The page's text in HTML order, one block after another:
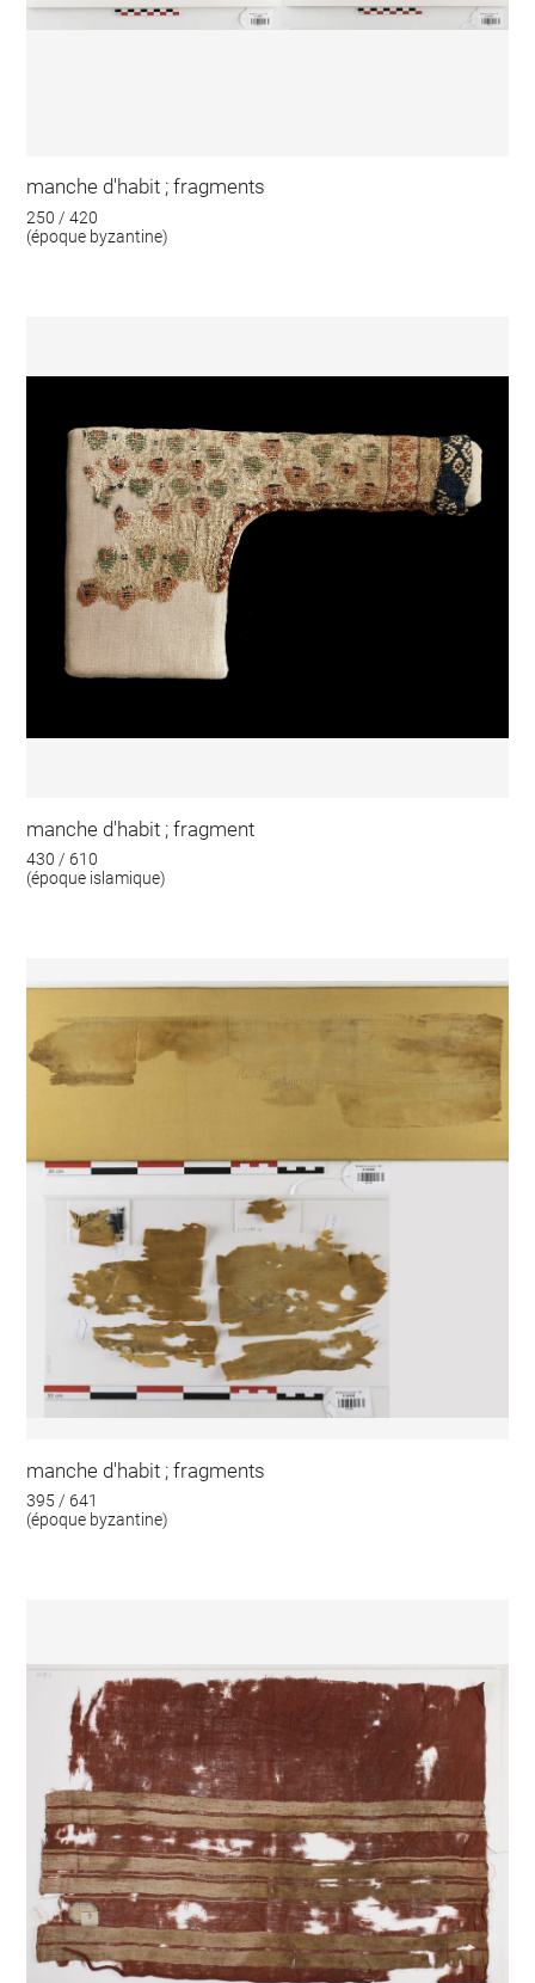
manche d'habit ; fragments
250 / 420
(époque byzantine)
manche d'habit ; fragment
430 / 610
(époque islamique)
manche d'habit ; fragments
395 / 641
(époque byzantine)